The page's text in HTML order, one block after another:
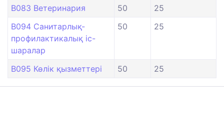
B083 Ветеринария 50
25
B094 Санитарлық-
профилактикалық іс-
шаралар
50 25
B095 Көлік қызметтері 50 25